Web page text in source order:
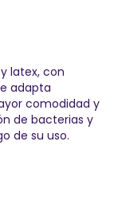
latex, con
adapta
comodidad y
de bacterias y
de su uso.